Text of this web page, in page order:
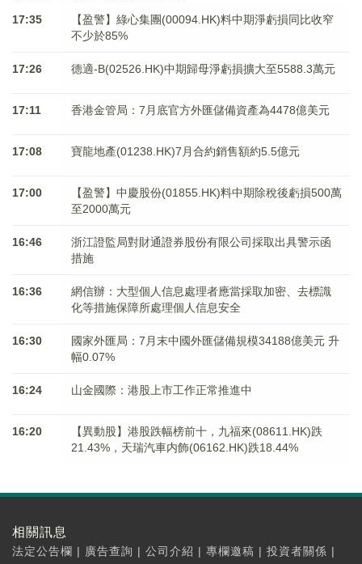
17:35
【盈警】綠心集團(00094.HK)料中期淨虧損同比收窄
不少於85%
17:26 德適-B(02526.HK)中期歸母淨虧損擴大至5588.3萬元
17:11 香港金管局：7月底官方外匯儲備資產為4478億美元
17:08 寶龍地產(01238.HK)7月合約銷售額約5.5億元
17:00
【盈警】中慶股份(01855.HK)料中期除稅後虧損500萬
至2000萬元
16:46
浙江證監局對財通證券股份有限公司採取出具警示函
措施
16:36
網信辦：大型個人信息處理者應當採取加密、去標識
化等措施保障所處理個人信息安全
16:30
國家外匯局：7月末中國外匯儲備規模34188億美元 升
幅0.07%
16:24 山金國際：港股上市工作正常推進中
16:20
【異動股】港股跌幅榜前十，九福來(08611.HK)跌
21.43%，天瑞汽車内飾(06162.HK)跌18.44%
相關訊息
法定公告欄 | 廣告查詢 | 公司介紹 | 專欄邀稿 | 投資者關係 |